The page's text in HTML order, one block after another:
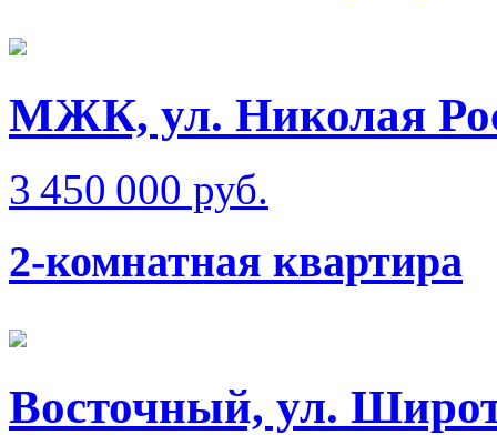
МЖК, ул. Николая
3 450 000 руб.
2-комнатная квартира
Восточный, ул.